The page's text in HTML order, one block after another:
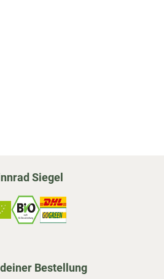
Siegel
Bestellung